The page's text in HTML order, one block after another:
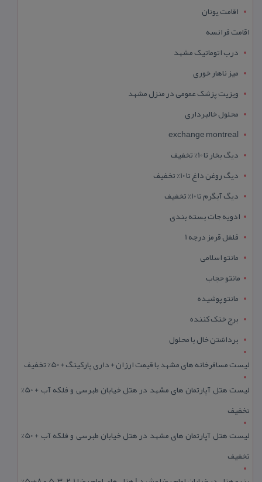
اقامت یونان
اقامت فرانسه
درب اتوماتیک مشهد
میز ناهار خوری
ویزیت پزشک عمومی در منزل مشهد
محلول خالبرداری
exchange montreal
دیگ بخار تا 10% تخفیف
دیگ روغن داغ تا 10% تخفیف
دیگ آبگرم تا 10% تخفیف
ادویه جات بسته بندی
فلفل قرمز درجه 1
مانتو اسلامی
مانتو حجاب
مانتو پوشیده
برج خنک کننده
برداشتن خال با محلول
لیست مسافرخانه های مشهد با قیمت ارزان + داری پارکینگ + 50% تخفیف
لیست هتل آپارتمان های مشهد در هتل خیابان طبرسی و فلکه آب + 50%
تخفیف
لیست هتل آپارتمان های مشهد در هتل خیابان طبرسی و فلکه آب + 50%
تخفیف